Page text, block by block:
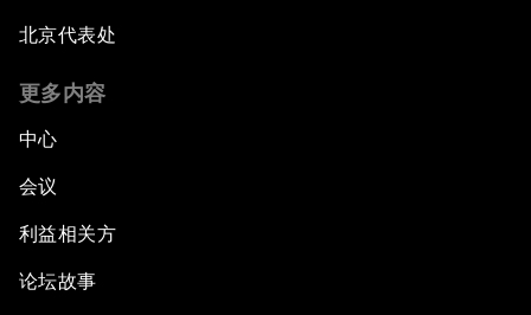
北京代表处
更多内容
中心
会议
利益相关方
论坛故事